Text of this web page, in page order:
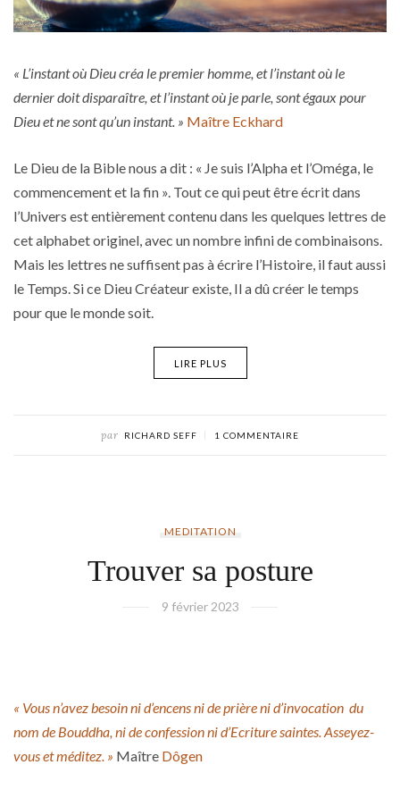
« L’instant où Dieu créa le premier homme, et l’instant où le
dernier doit disparaître, et l’instant où je parle, sont égaux pour
Dieu et ne sont qu’un instant. » Maître Eckhard
Le Dieu de la Bible nous a dit : « Je suis l’Alpha et l’Oméga, le
commencement et la fin ». Tout ce qui peut être écrit dans
l’Univers est entièrement contenu dans les quelques lettres de
cet alphabet originel, avec un nombre infini de combinaisons.
Mais les lettres ne suffisent pas à écrire l’Histoire, il faut aussi
le Temps. Si ce Dieu Créateur existe, Il a dû créer le temps
pour que le monde soit.
LIRE PLUS
par RICHARD SEFF 1 COMMENTAIRE
MEDITATION
Trouver sa posture
9 février 2023
« Vous n’avez besoin ni d’encens ni de prière ni d’invocation du
nom de Bouddha, ni de confession ni d’Ecriture saintes. Asseyez-
vous et méditez. » Maître Dôgen